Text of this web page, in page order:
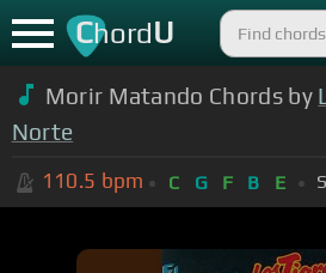
ChordU
Morir Matando Chords by
Norte
110.5 bpm C G F B E